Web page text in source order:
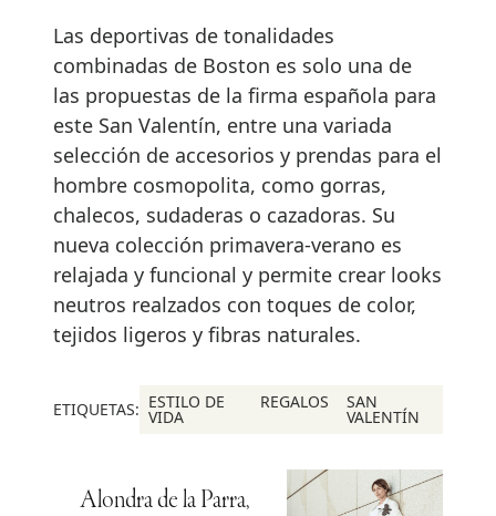
Las deportivas de tonalidades
combinadas de Boston es solo una de
las propuestas de la firma española para
este San Valentín, entre una variada
selección de accesorios y prendas para el
hombre cosmopolita, como gorras,
chalecos, sudaderas o cazadoras. Su
nueva colección primavera-verano es
relajada y funcional y permite crear looks
neutros realzados con toques de color,
tejidos ligeros y fibras naturales.
ETIQUETAS: ESTILO DE
VIDA
REGALOS SAN
VALENTÍN
Alondra de la Parra,